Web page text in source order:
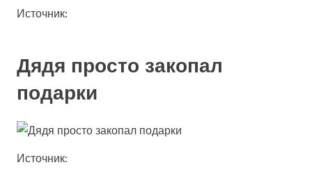
Источник:
Дядя просто закопал
подарки
Источник: